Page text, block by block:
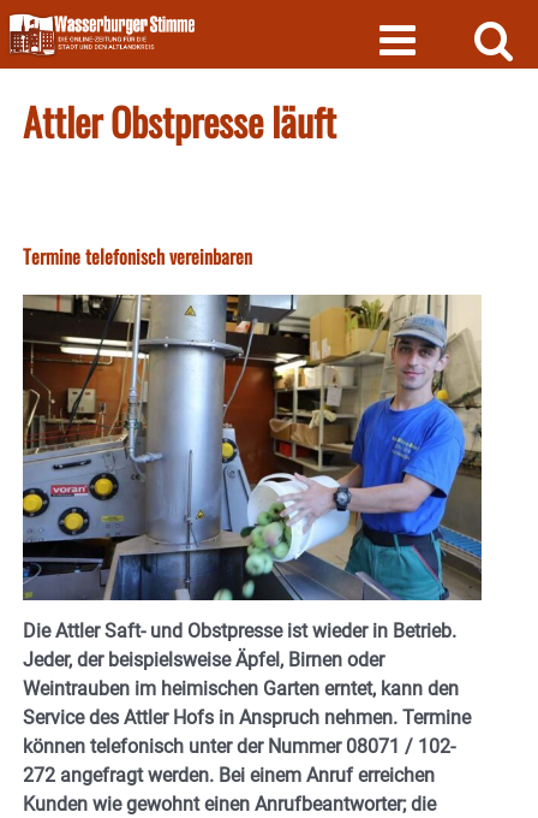
Skip
to
content
Attler Obstpresse läuft
Termine telefonisch vereinbaren
Die Attler Saft- und Obstpresse ist wieder in Betrieb.
Jeder, der beispielsweise Äpfel, Birnen oder
Weintrauben im heimischen Garten erntet, kann den
Service des Attler Hofs in Anspruch nehmen. Termine
können telefonisch unter der Nummer 08071 / 102-
272 angefragt werden. Bei einem Anruf erreichen
Kunden wie gewohnt einen Anrufbeantworter; die